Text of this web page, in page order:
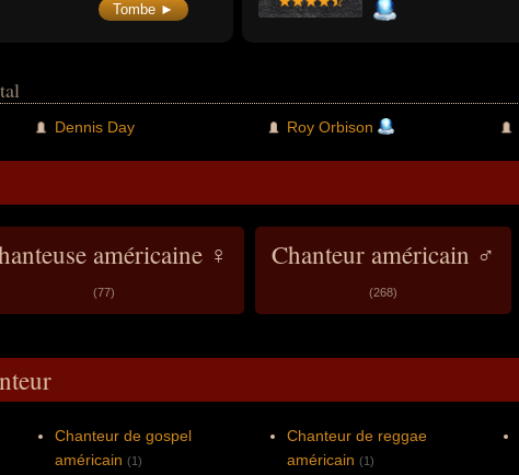
Tombe ►
Dennis Day Roy Orbison
américaine ♀
(77)
Chanteur américain ♂
(268)
Chanteur de gospel
américain (1)
Chanteur de reggae
américain (1)